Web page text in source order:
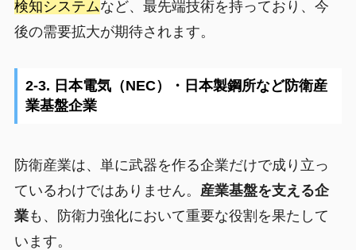
検知システムなど、最先端技術を持っており、今
後の需要拡大が期待されます。
2-3. 日本電気（NEC）・日本製鋼所など防衛産
業基盤企業
防衛産業は、単に武器を作る企業だけで成り立っ
ているわけではありません。 産業基盤を支える企
業も、防衛力強化において重要な役割を果たして
います。